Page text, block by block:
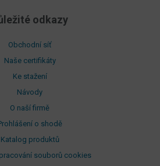
odkazy
Obchodní síť
Naše certifikáty
Ke stažení
Návody
O naší firmě
o shodě
Katalog produktů
souborů cookies